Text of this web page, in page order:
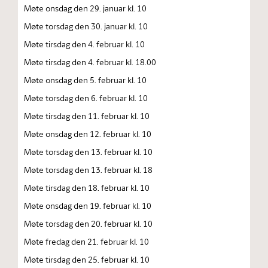
Møte onsdag den 29. januar kl. 10
Møte torsdag den 30. januar kl. 10
Møte tirsdag den 4. februar kl. 10
Møte tirsdag den 4. februar kl. 18.00
Møte onsdag den 5. februar kl. 10
Møte torsdag den 6. februar kl. 10
Møte tirsdag den 11. februar kl. 10
Møte onsdag den 12. februar kl. 10
Møte torsdag den 13. februar kl. 10
Møte torsdag den 13. februar kl. 18
Møte tirsdag den 18. februar kl. 10
Møte onsdag den 19. februar kl. 10
Møte torsdag den 20. februar kl. 10
Møte fredag den 21. februar kl. 10
Møte tirsdag den 25. februar kl. 10